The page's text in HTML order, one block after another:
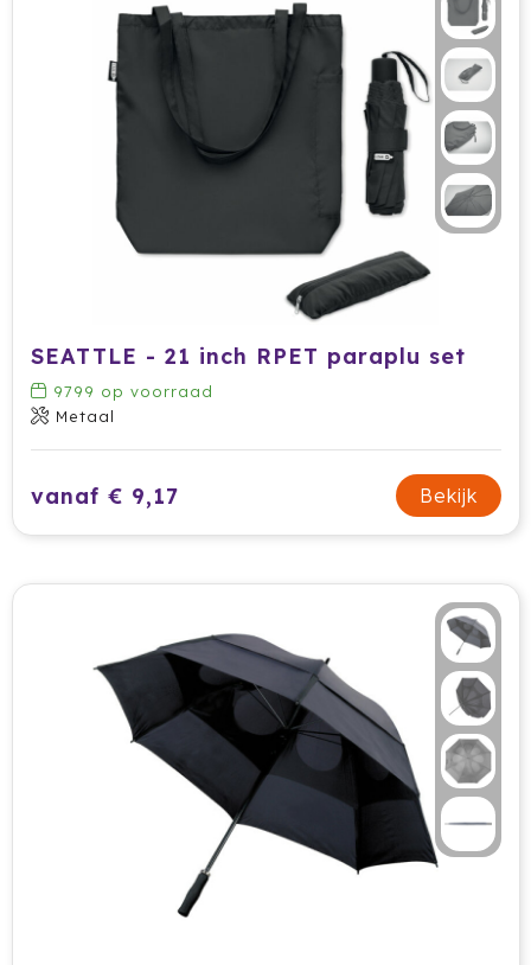
SEATTLE - 21 inch RPET paraplu set
9799 op voorraad
Metaal
vanaf € 9,17 Bekijk